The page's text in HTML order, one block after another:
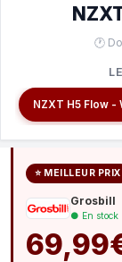
🕐
NZXT H5 Flow
⭐ MEILLEUR PRIX
Grosbill
● En stock